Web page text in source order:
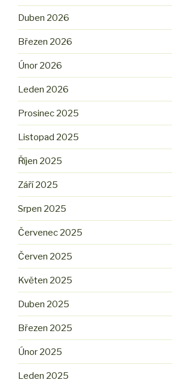
Duben 2026
Březen 2026
Únor 2026
Leden 2026
Prosinec 2025
Listopad 2025
Říjen 2025
Září 2025
Srpen 2025
Červenec 2025
Červen 2025
Květen 2025
Duben 2025
Březen 2025
Únor 2025
Leden 2025